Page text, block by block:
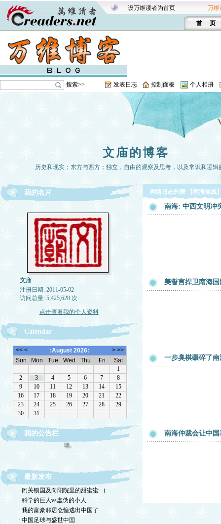
设万维读者为首页 万维
首 页
搜索>> 发表日志 控制面板 个人相册
文庙的博客
历史和现实；东方与西方；独立，自由的观察及思考，以及常识和逻辑
我的名片
文庙
注册日期: 2011-05-02
访问总量: 5,425,628 次
点击查看我的个人资料
Calendar
我的公告栏
欢迎转载，但请注明来源。理性讨论，拒绝一切脏
最新发布
· 闭关锁国及向阳院里的甜蜜蜜 （
· 科学的巨人vs虚伪的小人
· 我的富豪邻居仓惶逃出中国了
· 中国足球与盛世中国
网络日志列表 【南海前线
南海: 中西文明冲
美誓言捍卫南海
一步臭棋碾碎了
南海仲裁会让中